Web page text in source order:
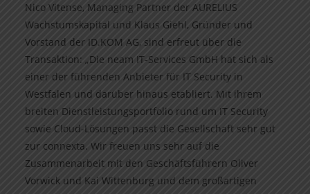
Nico Vitense, Managing Partner der AURELIUS
Wachstumskapital und Klaus Giehl, Gründer und
Vorstand der ID.KOM AG, sind erfreut über die
Transaktion: „Die neam IT-Services GmbH hat sich als
einer der führenden Anbieter für IT Security in
Westfalen und darüber hinaus etabliert. Mit ihrem
breiten Dienstleistungsportfolio rund um IT Security
sowie Cloud-Lösungen passt die Gesellschaft sehr gut
zur connexta. Wir freuen uns sehr auf die
Zusammenarbeit mit den Geschäftsführern Oliver
Vorwick und Kai Wittenburg und dem großartigen